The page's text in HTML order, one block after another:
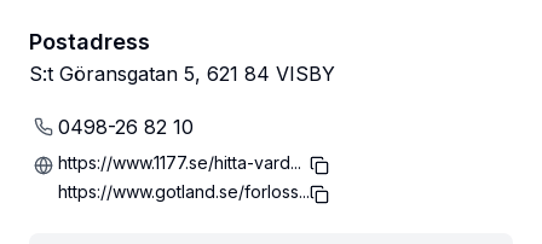
Postadress
S:t Göransgatan 5, 621 84 VISBY
0498-26 82 10
https://www.1177.se/hitta-vard...
https://www.gotland.se/forloss...